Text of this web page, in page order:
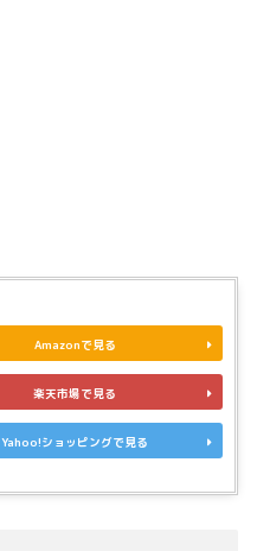
Amazonで見る
楽天市場で見る
Yahoo!ショッピングで見る